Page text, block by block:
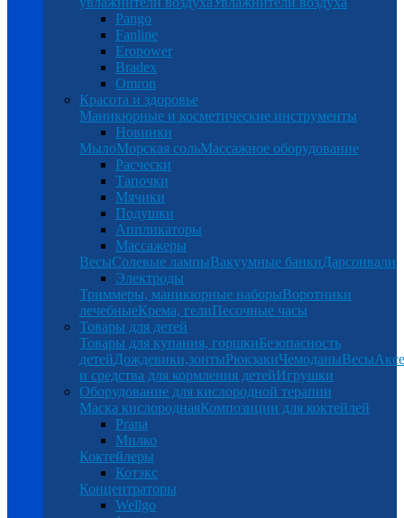
Pango
Fanline
Eropower
Bradex
Omron
Красота и здоровье
Маникюрные и косметические инструменты
Новинки
МылоМорская сольМассажное оборудование
Расчески
Тапочки
Мячики
Подушки
Аппликаторы
Массажеры
ВесыСолевые лампыВакуумные банкиДарсонвали
Электроды
Триммеры, маникюрные наборыВоротники
лечебныеКрема, гелиПесочные часы
Товары для детей
Товары для купания, горшкиБезопасность
детейДождевики,зонтыРюкзакиЧемоданыВесы
и средства для кормления детейИгрушки
Оборудование для кислородной терапии
Маска кислороднаяКомпозиции для коктейлей
Prana
Милко
Коктейлеры
Котэкс
Концентраторы
Wellgo